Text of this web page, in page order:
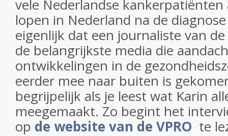
vele Nederlandse
lopen in Nederland na de
eigenlijk dat een journaliste van
de belangrijkste media die
ontwikkelingen in de
eerder mee naar buiten is
begrijpelijk als je leest wat Karin
meegemaakt. Zo begint het
op de website van de VPRO te